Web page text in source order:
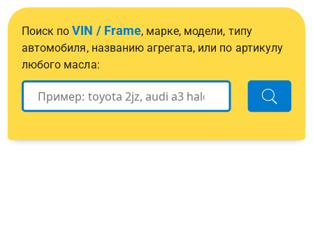
Поиск поVIN / Frame, марке, модели, типу
автомобиля, названию агрегата, или по артикулу
любого масла: